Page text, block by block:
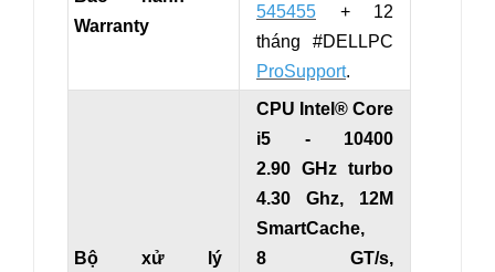
Warranty
545455
+ 12
tháng #DELLPC
ProSupport.
Bộ xử lý
CPU Intel® Core
i5 - 10400
2.90 GHz turbo
4.30 Ghz, 12M
SmartCache,
8 GT/s,